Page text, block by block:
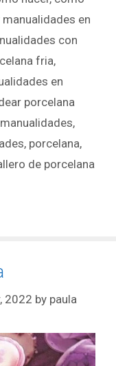
en
con
fria,
en
porcelana
,
, porcelana,
de porcelana
2022 by paula